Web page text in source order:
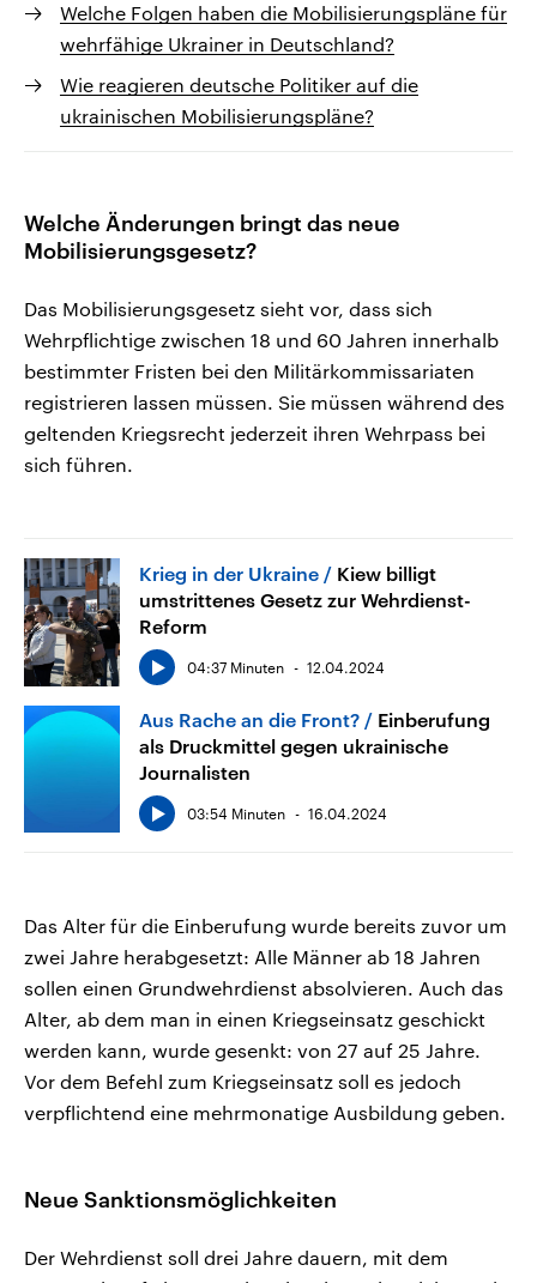
Welche Folgen haben die Mobilisierungspläne für
wehrfähige Ukrainer in Deutschland?
Wie reagieren deutsche Politiker auf die
ukrainischen Mobilisierungspläne?
Welche Änderungen bringt das neue
Mobilisierungsgesetz?
Das Mobilisierungsgesetz sieht vor, dass sich
Wehrpflichtige zwischen 18 und 60 Jahren innerhalb
bestimmter Fristen bei den Militärkommissariaten
registrieren lassen müssen. Sie müssen während des
geltenden Kriegsrecht jederzeit ihren Wehrpass bei
sich führen.
Krieg in der Ukraine
Kiew billigt
umstrittenes Gesetz zur Wehrdienst-
Reform
04:37 Minuten 12.04.2024
Aus Rache an die Front?
Einberufung
als Druckmittel gegen ukrainische
Journalisten
03:54 Minuten 16.04.2024
Das Alter für die Einberufung wurde bereits zuvor um
zwei Jahre herabgesetzt: Alle Männer ab 18 Jahren
sollen einen Grundwehrdienst absolvieren. Auch das
Alter, ab dem man in einen Kriegseinsatz geschickt
werden kann, wurde gesenkt: von 27 auf 25 Jahre.
Vor dem Befehl zum Kriegseinsatz soll es jedoch
verpflichtend eine mehrmonatige Ausbildung geben.
Neue Sanktionsmöglichkeiten
Der Wehrdienst soll drei Jahre dauern, mit dem